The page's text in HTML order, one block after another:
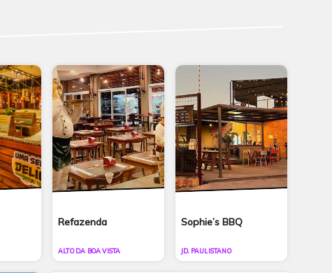
Refazenda
ALTO DA BOA VISTA
Sophie’s BBQ
JD. PAULISTANO